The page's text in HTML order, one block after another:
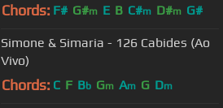
Chords: F# G#m E B C#m D#m G#
Simone & Simaria - 126 Cabides (Ao
Vivo)
Chords: C F Bb Gm Am G Dm